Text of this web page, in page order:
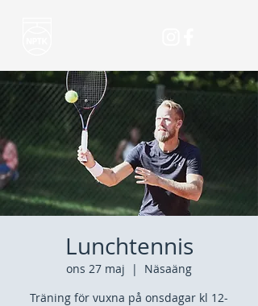
Lunchtennis
ons 27 maj
  |
Näsaäng
Träning för vuxna på onsdagar kl 12-